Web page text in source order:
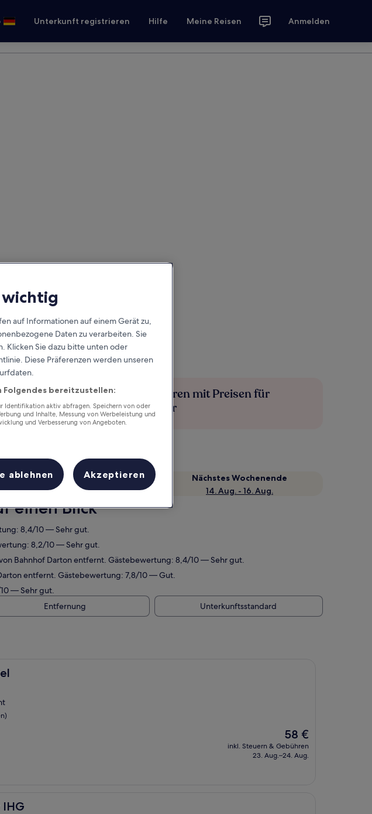
Unterkunft registrieren Hilfe Meine Reisen Anmelden
jede
Mehr sparen mit Preisen für
Mitglieder
Dieses Wochenende
7. Aug. - 9. Aug.
Nächstes Wochenende
14. Aug. - 16. Aug.
einen Blick
8,4/10 — Sehr gut.
8,2/10 — Sehr gut.
Bahnhof Darton entfernt. Gästebewertung: 8,4/10 — Sehr gut.
entfernt. Gästebewertung: 7,8/10 — Gut.
— Sehr gut.
Entfernung Unterkunftsstandard
Der
Preis
beträgt
58 €
inkl. Steuern & Gebühren
23. Aug.–24. Aug.
IHG
auf Informationen auf einem Gerät zu,
Daten zu verarbeiten. Sie
Klicken Sie dazu bitte unten oder
Diese Präferenzen werden unseren
Folgendes bereitzustellen:
Identifikation aktiv abfragen. Speichern von oder
und Inhalte, Messung von Werbeleistung und
und Verbesserung von Angeboten.
ablehnen Akzeptieren